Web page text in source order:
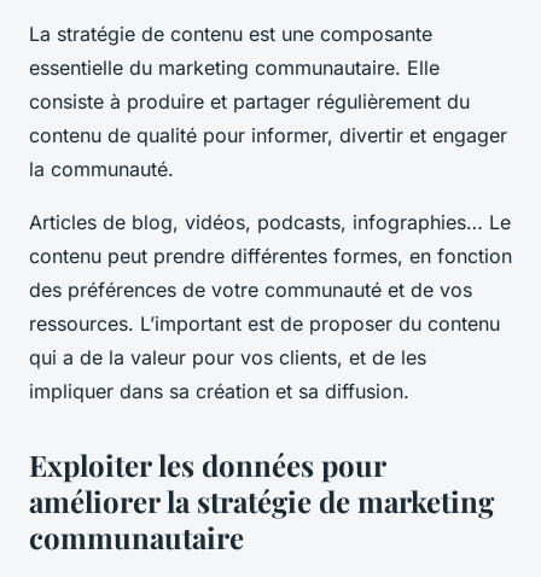
La stratégie de contenu est une composante
essentielle du marketing communautaire. Elle
consiste à produire et partager régulièrement du
contenu de qualité pour informer, divertir et engager
la communauté.
Articles de blog, vidéos, podcasts, infographies… Le
contenu peut prendre différentes formes, en fonction
des préférences de votre communauté et de vos
ressources. L’important est de proposer du contenu
qui a de la valeur pour vos clients, et de les
impliquer dans sa création et sa diffusion.
Exploiter les données pour
améliorer la stratégie de marketing
communautaire